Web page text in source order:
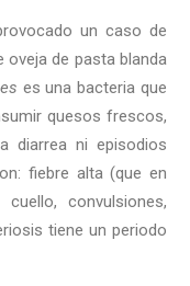
un caso de
de pasta blanda
es una bacteria que
quesos frescos,
diarrea ni episodios
fiebre alta (que en
convulsiones,
tiene un periodo